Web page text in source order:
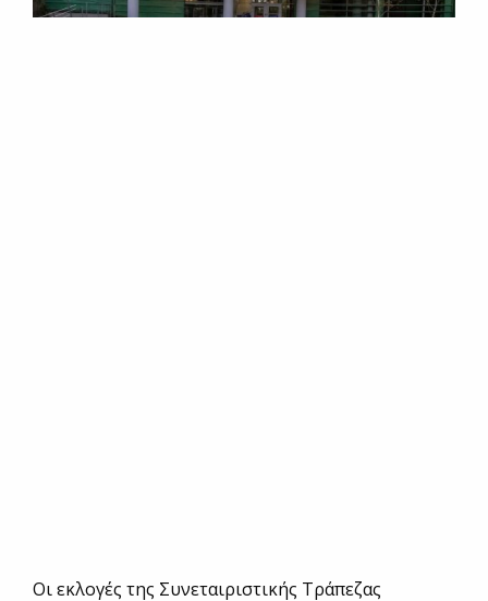
Οι εκλογές της Συνεταιριστικής Τράπεζας